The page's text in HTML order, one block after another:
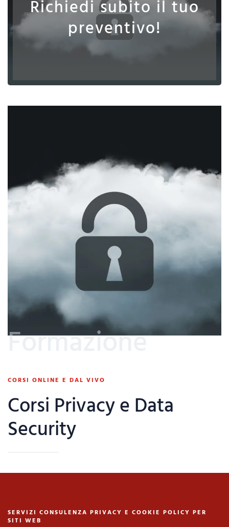
Richiedi subito il tuo
preventivo!
Formazione
CORSI ONLINE E DAL VIVO
Corsi Privacy e Data
Security
SERVIZI CONSULENZA PRIVACY E COOKIE POLICY PER
SITI WEB